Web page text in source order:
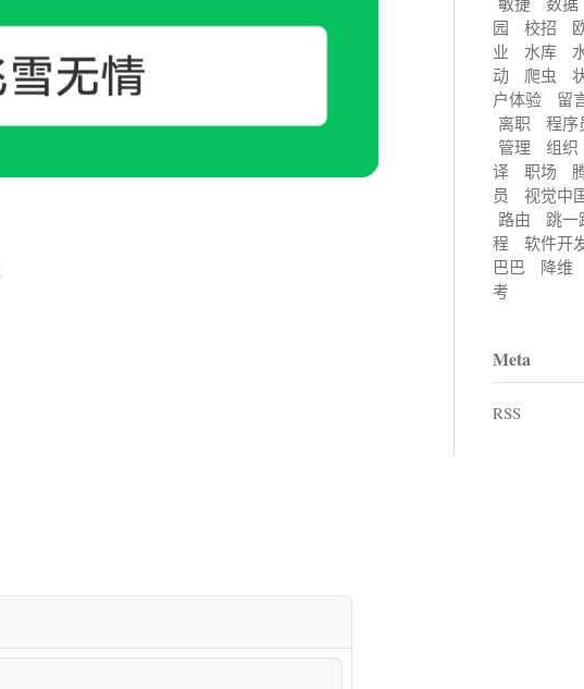
园
校招
业
水库
动
爬虫
户体验
留
离职
程序
管理
组织
译
职场
员
视觉中
路由
跳一
程
软件开
巴巴
降维
考
Meta
RSS